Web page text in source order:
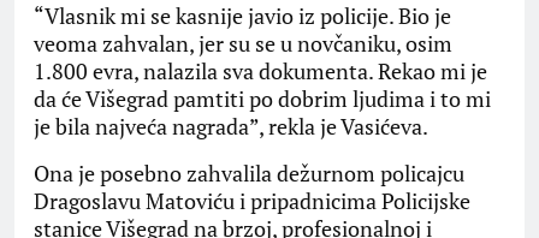
“Vlasnik mi se kasnije javio iz policije. Bio je
veoma zahvalan, jer su se u novčaniku, osim
1.800 evra, nalazila sva dokumenta. Rekao mi je
da će Višegrad pamtiti po dobrim ljudima i to mi
je bila najveća nagrada”, rekla je Vasićeva.
Ona je posebno zahvalila dežurnom policajcu
Dragoslavu Matoviću i pripadnicima Policijske
stanice Višegrad na brzoj, profesionalnoj i